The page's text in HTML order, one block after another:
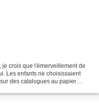
crois que l'émerveillement de
Les enfants ne choisissaient
des catalogues au papier